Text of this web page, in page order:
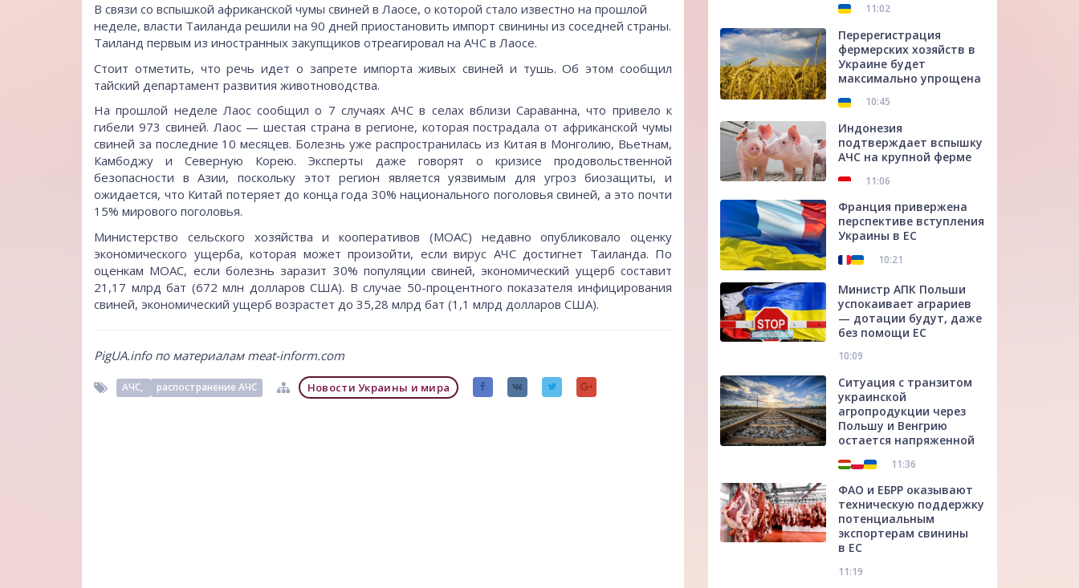
В связи со вспышкой африканской чумы свиней в Лаосе, о которой стало известно на прошлой
неделе, власти Таиланда решили на 90 дней приостановить импорт свинины из соседней страны.
Таиланд первым из иностранных закупщиков отреагировал на АЧС в Лаосе.
Стоит отметить, что речь идет о запрете импорта живых свиней и тушь. Об этом сообщил
тайский департамент развития животноводства.
На прошлой неделе Лаос сообщил о 7 случаях АЧС в селах вблизи Сараванна, что привело к
гибели 973 свиней. Лаос — шестая страна в регионе, которая пострадала от африканской чумы
свиней за последние 10 месяцев. Болезнь уже распространилась из Китая в Монголию, Вьетнам,
Камбоджу и Северную Корею. Эксперты даже говорят о кризисе продовольственной
безопасности в Азии, поскольку этот регион является уязвимым для угроз биозащиты, и
ожидается, что Китай потеряет до конца года 30% национального поголовья свиней, а это почти
15% мирового поголовья.
Министерство сельского хозяйства и кооперативов (МОАС) недавно опубликовало оценку
экономического ущерба, которая может произойти, если вирус АЧС достигнет Таиланда. По
оценкам МОАС, если болезнь заразит 30% популяции свиней, экономический ущерб составит
21,17 млрд бат (672 млн долларов США). В случае 50-процентного показателя инфицирования
свиней, экономический ущерб возрастет до 35,28 млрд бат (1,1 млрд долларов США).
PigUA.info по материалам meat-inform.com
АЧС, распостранение АЧС Новости Украины и мира
11:02
Перерегистрация
фермерских хозяйств в
Украине будет
максимально упрощена
10:45
Индонезия
подтверждает вспышку
АЧС на крупной ферме
11:06
Франция привержена
перспективе вступления
Украины в ЕС
10:21
Министр АПК Польши
успокаивает аграриев
— дотации будут, даже
без помощи ЕС
10:09
Ситуация с транзитом
украинской
агропродукции через
Польшу и Венгрию
остается напряженной
11:36
ФАО и ЕБРР оказывают
техническую поддержку
потенциальным
экспортерам свинины
в ЕС
11:19